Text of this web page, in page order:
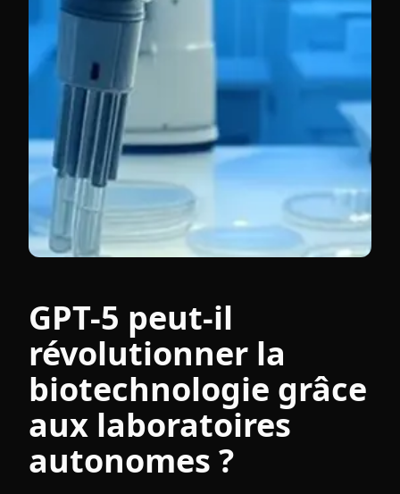
GPT-5 peut-il
révolutionner la
biotechnologie grâce
aux laboratoires
autonomes ?